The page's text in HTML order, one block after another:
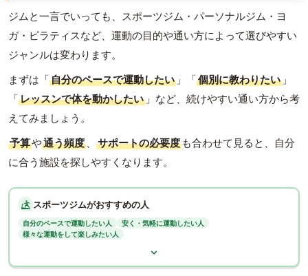
ジムと一言でいっても、スポーツジム・パーソナルジム・ヨ
ガ・ピラティスなど、運動の目的や通い方によって選びやすい
ジャンルは変わります。
まずは「自分のペースで運動したい 」「個別に教わりたい 」
「レッスンで体を動かしたい 」など、続けやすい通い方から考
えてみましょう。
予算や通う頻度 、 サポートの必要度 も合わせて見ると、自分
に合う施設を探しやすくなります。
スポーツジムがおすすめの人
自分のペースで運動したい人
安く・気軽に運動したい人
様々な運動をして楽しみたい人